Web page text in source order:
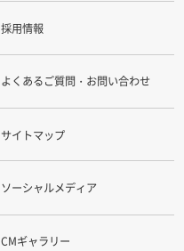
採用情報
よくあるご質問・お問い合わせ
サイトマップ
ソーシャルメディア
CMギャラリー